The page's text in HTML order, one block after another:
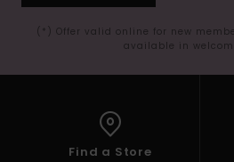
(*) Offer valid online for new
available in
Find a Store